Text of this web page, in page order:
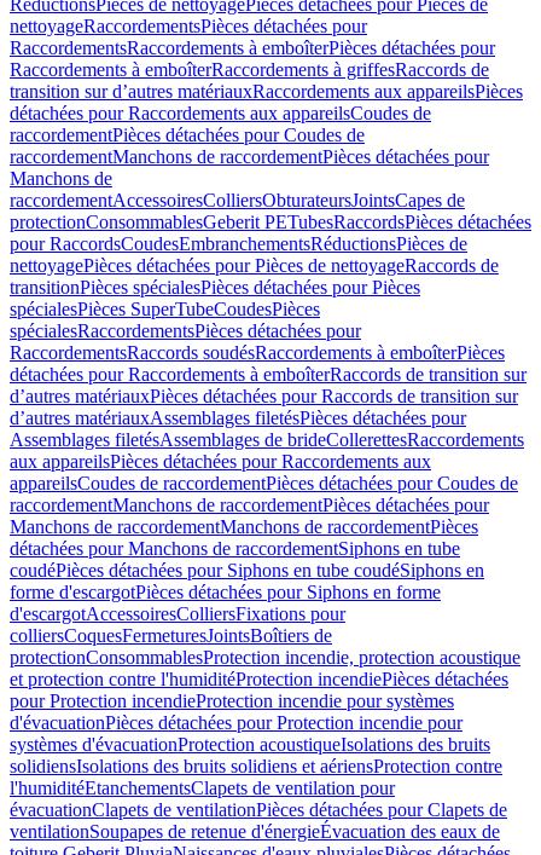
RéductionsPièces de nettoyagePièces détachées pour Pièces de
nettoyageRaccordementsPièces détachées pour
RaccordementsRaccordements à emboîterPièces détachées pour
Raccordements à emboîterRaccordements à griffesRaccords de
transition sur d’autres matériauxRaccordements aux appareilsPièces
détachées pour Raccordements aux appareilsCoudes de
raccordementPièces détachées pour Coudes de
raccordementManchons de raccordementPièces détachées pour
Manchons de
raccordementAccessoiresColliersObturateursJointsCapes de
protectionConsommablesGeberit PETubesRaccordsPièces détachées
pour RaccordsCoudesEmbranchementsRéductionsPièces de
nettoyagePièces détachées pour Pièces de nettoyageRaccords de
transitionPièces spécialesPièces détachées pour Pièces
spécialesPièces SuperTubeCoudesPièces
spécialesRaccordementsPièces détachées pour
RaccordementsRaccords soudésRaccordements à emboîterPièces
détachées pour Raccordements à emboîterRaccords de transition sur
d’autres matériauxPièces détachées pour Raccords de transition sur
d’autres matériauxAssemblages filetésPièces détachées pour
Assemblages filetésAssemblages de brideCollerettesRaccordements
aux appareilsPièces détachées pour Raccordements aux
appareilsCoudes de raccordementPièces détachées pour Coudes de
raccordementManchons de raccordementPièces détachées pour
Manchons de raccordementManchons de raccordementPièces
détachées pour Manchons de raccordementSiphons en tube
coudéPièces détachées pour Siphons en tube coudéSiphons en
forme d'escargotPièces détachées pour Siphons en forme
d'escargotAccessoiresColliersFixations pour
colliersCoquesFermeturesJointsBoîtiers de
protectionConsommablesProtection incendie, protection acoustique
et protection contre l'humiditéProtection incendiePièces détachées
pour Protection incendieProtection incendie pour systèmes
d'évacuationPièces détachées pour Protection incendie pour
systèmes d'évacuationProtection acoustiqueIsolations des bruits
solidiensIsolations des bruits solidiens et aériensProtection contre
l'humiditéEtanchementsClapets de ventilation pour
évacuationClapets de ventilationPièces détachées pour Clapets de
ventilationSoupapes de retenue d'énergieÉvacuation des eaux de